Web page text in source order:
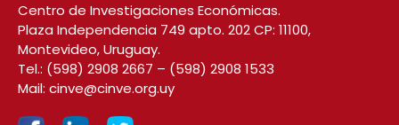
Centro de Investigaciones Económicas.
Plaza Independencia 749 apto. 202 CP: 11100,
Montevideo, Uruguay.
Tel.: (598) 2908 2667 – (598) 2908 1533
Mail: cinve@cinve.org.uy